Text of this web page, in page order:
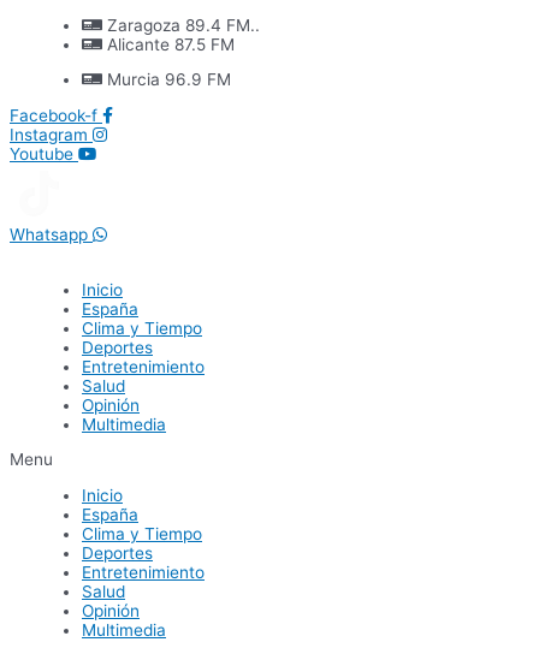
Zaragoza 89.4 FM..
Alicante 87.5 FM
Murcia 96.9 FM
Facebook-f
Instagram
Youtube
Whatsapp
Inicio
España
Clima y Tiempo
Deportes
Entretenimiento
Salud
Opinión
Multimedia
Menu
Inicio
España
Clima y Tiempo
Deportes
Entretenimiento
Salud
Opinión
Multimedia